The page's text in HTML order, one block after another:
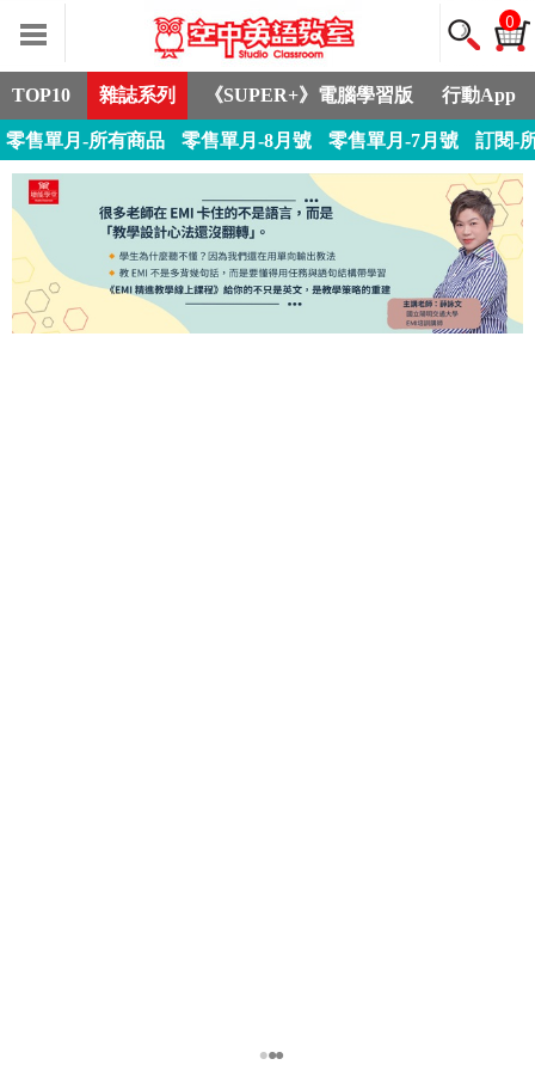
0
TOP10 雜誌系列 《SUPER+》電腦學習版 行動App
零售單月-所有商品 零售單月-8月號 零售單月-7月號 訂閱-